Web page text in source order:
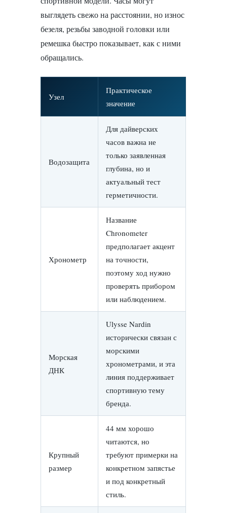
выглядеть свежо на расстоянии, но износ
безеля, резьбы заводной головки или
ремешка быстро показывает, как с ними
обращались.
Узел
Практическое
значение
Водозащита
Для дайверских
часов важна не
только заявленная
глубина, но и
актуальный тест
герметичности.
Хронометр
Название
Chronometer
предполагает акцент
на точности,
поэтому ход нужно
проверять прибором
или наблюдением.
Морская
ДНК
Ulysse Nardin
исторически связан с
морскими
хронометрами, и эта
линия поддерживает
спортивную тему
бренда.
Крупный
размер
44 мм хорошо
читаются, но
требуют примерки на
конкретном запястье
и под конкретный
стиль.